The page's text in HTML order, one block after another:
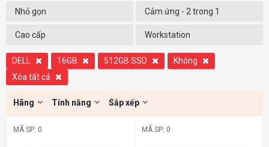
Nhỏ gọn Cảm ứng - 2 trong 1
Cao cấp Workstation
DELL 16GB 512GB SSD
Không
Xóa tất cả
Hãng Tính năng Sắp xếp
MÃ SP: 0 MÃ SP: 0